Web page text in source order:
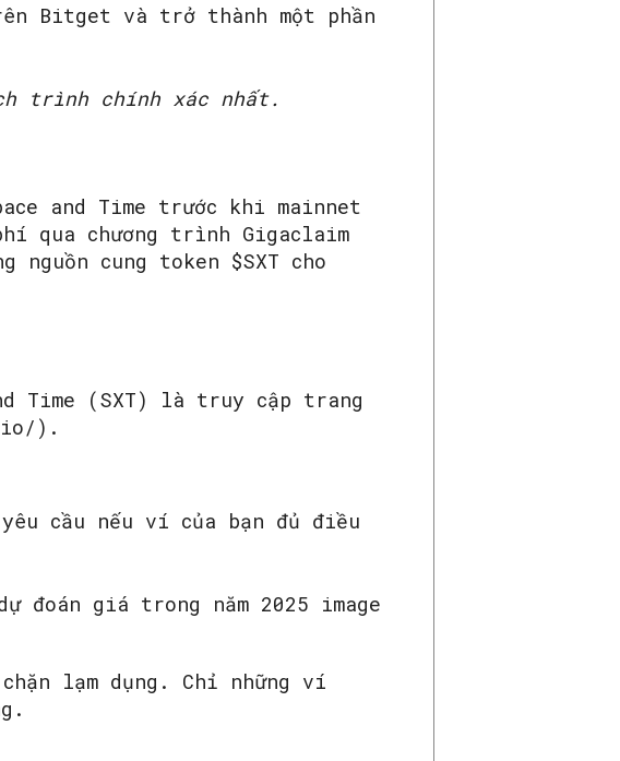
Bitget và trở thành một phần
trình chính xác nhất.
and Time trước khi mainnet
qua chương trình Gigaclaim
cung token $SXT cho
Time (SXT) là truy cập trang
).
cầu nếu ví của bạn đủ điều
lạm dụng. Chỉ những ví